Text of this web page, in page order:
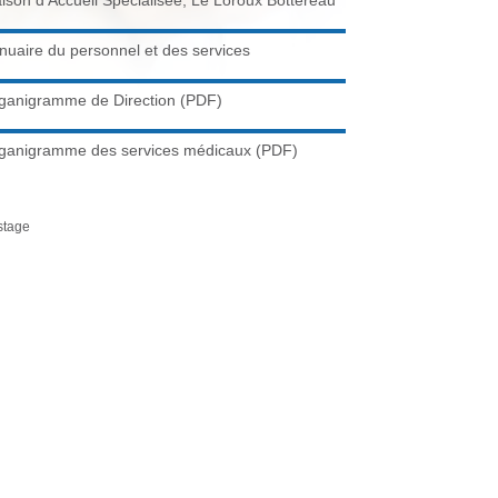
h
e
r
h
du personnel et des services
de Direction (PDF)
des services médicaux (PDF)